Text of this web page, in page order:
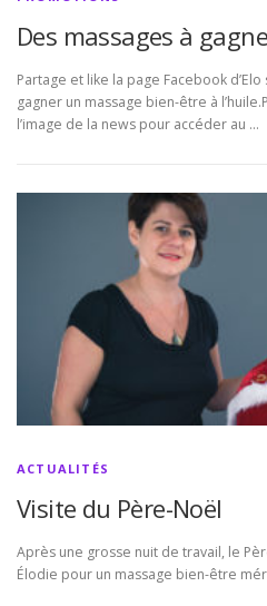
Des massages à
Partage et like la page Facebook
gagner un massage bien-être à
l’image de la news pour accéder au …
ACTUALITÉS
Visite du Père-Noël
Après une grosse nuit de travail, le
Élodie pour un massage bien-être